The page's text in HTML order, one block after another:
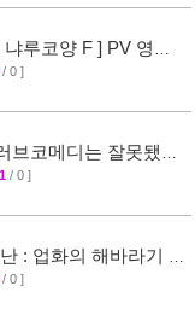
루코양 F ] PV 영상
/ 0 ]
브코메디는 잘못됐다
개
/ 0 ]
: 업화의 해바라기 ]
/ 0 ]